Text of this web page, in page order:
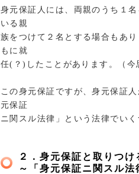
身元保証人には、両親のうち１
いる親
族をつけて２名とする場合もあ
もに就
任(？)したことがあります。（今
この身元保証ですが、身元保証
元保証
ニ関スル法律」という法律でい
２．身元保証と取りつけ
～「身元保証ニ関スル法